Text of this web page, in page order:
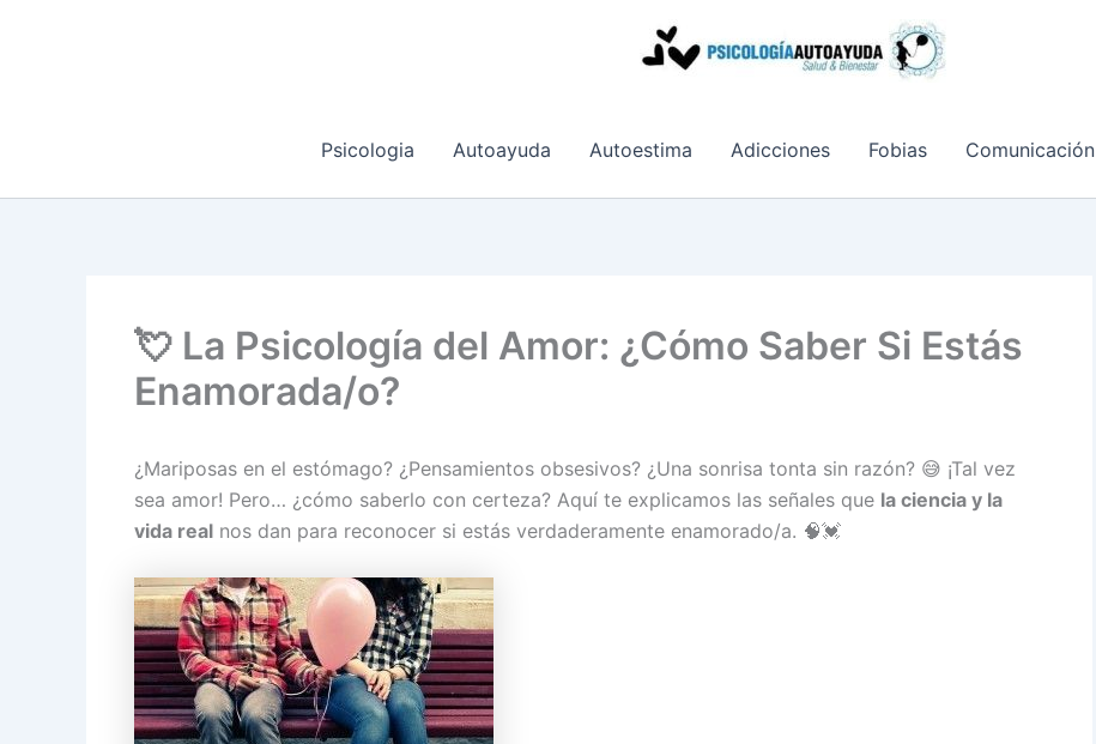
Psicologia Autoayuda Autoestima Adicciones Fobias Comunicación
💘 La Psicología del Amor: ¿Cómo Saber Si Estás
Enamorada/o?
¿Mariposas en el estómago? ¿Pensamientos obsesivos? ¿Una sonrisa tonta sin razón? 😅 ¡Tal vez
sea amor! Pero… ¿cómo saberlo con certeza? Aquí te explicamos las señales que la ciencia y la
vida real nos dan para reconocer si estás verdaderamente enamorado/a. 🧠💓